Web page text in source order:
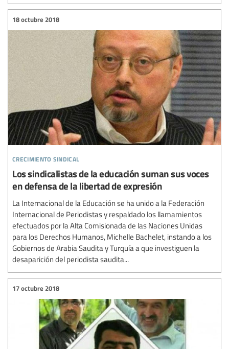
crecimiento sindical
18 octubre 2018
Los sindicalistas de la educación suman sus voces
en defensa de la libertad de expresión
La Internacional de la Educación se ha unido a la Federación
Internacional de Periodistas y respaldado los llamamientos
efectuados por la Alta Comisionada de las Naciones Unidas
para los Derechos Humanos, Michelle Bachelet, instando a los
Gobiernos de Arabia Saudita y Turquía a que investiguen la
desaparición del periodista saudita...
17 octubre 2018